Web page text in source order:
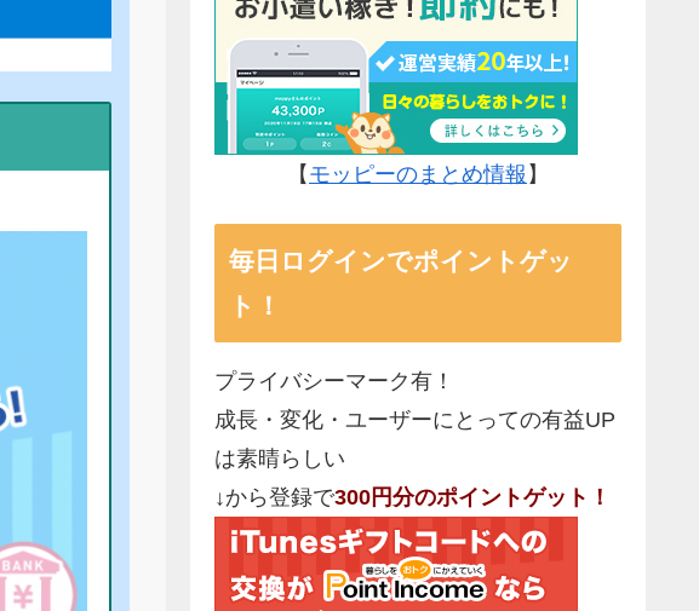
【 モッピーのまとめ情報 】
毎日ログインでポイントゲッ
ト！
プライバシーマーク有！
成長・変化・ユーザーにとっての有益UP
は素晴らしい
↓から登録で300円分のポイントゲット！